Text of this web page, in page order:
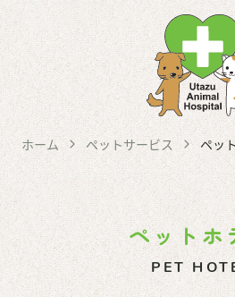
コ
ン
テ
ン
ツ
へ
ス
キ
ッ
プ
ペットホ
PET
ホーム ペットサービス ペッ
ホーム
当院について
はじめてご来院の方へ
受診の流れ
院長紹介
施設紹介・機器紹介
猫にやさしい病院
求人情報
診療案内